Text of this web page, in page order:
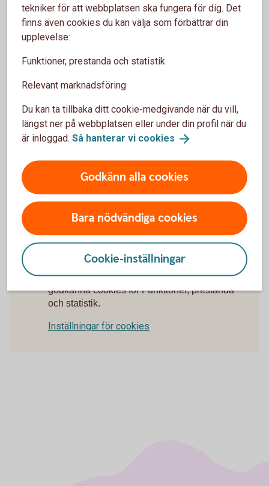
Vanliga frågor och svar
Vad heter dokumentinkasso på engelska?
När får jag tillgång till godset under ett
leverantören får betalt under ett
importinkasso?
För att se detta innehåll behöver du först
godkänna cookies för Funktioner, prestanda
och statistik.
Inställningar för cookies
tekniker för att webbplatsen ska fungera för dig. Det
finns även cookies du kan välja som förbättrar din
upplevelse:
Funktioner, prestanda och statistik
Relevant marknadsföring
Du kan ta tillbaka ditt cookie-medgivande när du vill,
längst ner på webbplatsen eller under din profil när du
är inloggad. Så hanterar vi cookies
Godkänn alla cookies
Bara nödvändiga cookies
Cookie-inställningar